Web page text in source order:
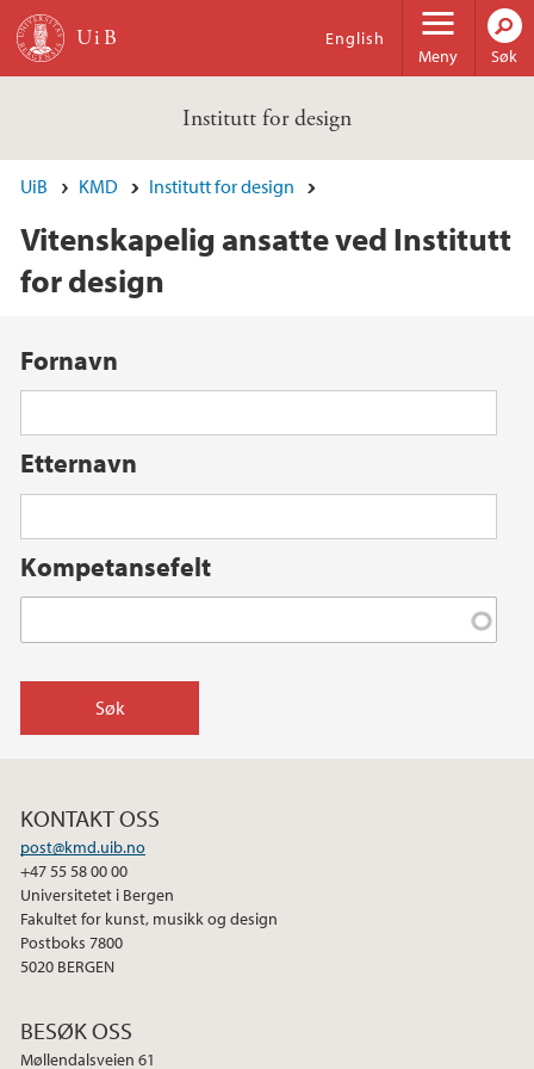
Hopp til hovedinnhold
Meny
English
Søk
Institutt for design
UiB KMD Institutt for design
Vitenskapelig ansatte ved Institutt
for design
Fornavn
Etternavn
Kompetansefelt
KONTAKT OSS
post@kmd.uib.no
+47 55 58 00 00
Universitetet i Bergen
Fakultet for kunst, musikk og design
Postboks 7800
5020 BERGEN
BESØK OSS
Møllendalsveien 61